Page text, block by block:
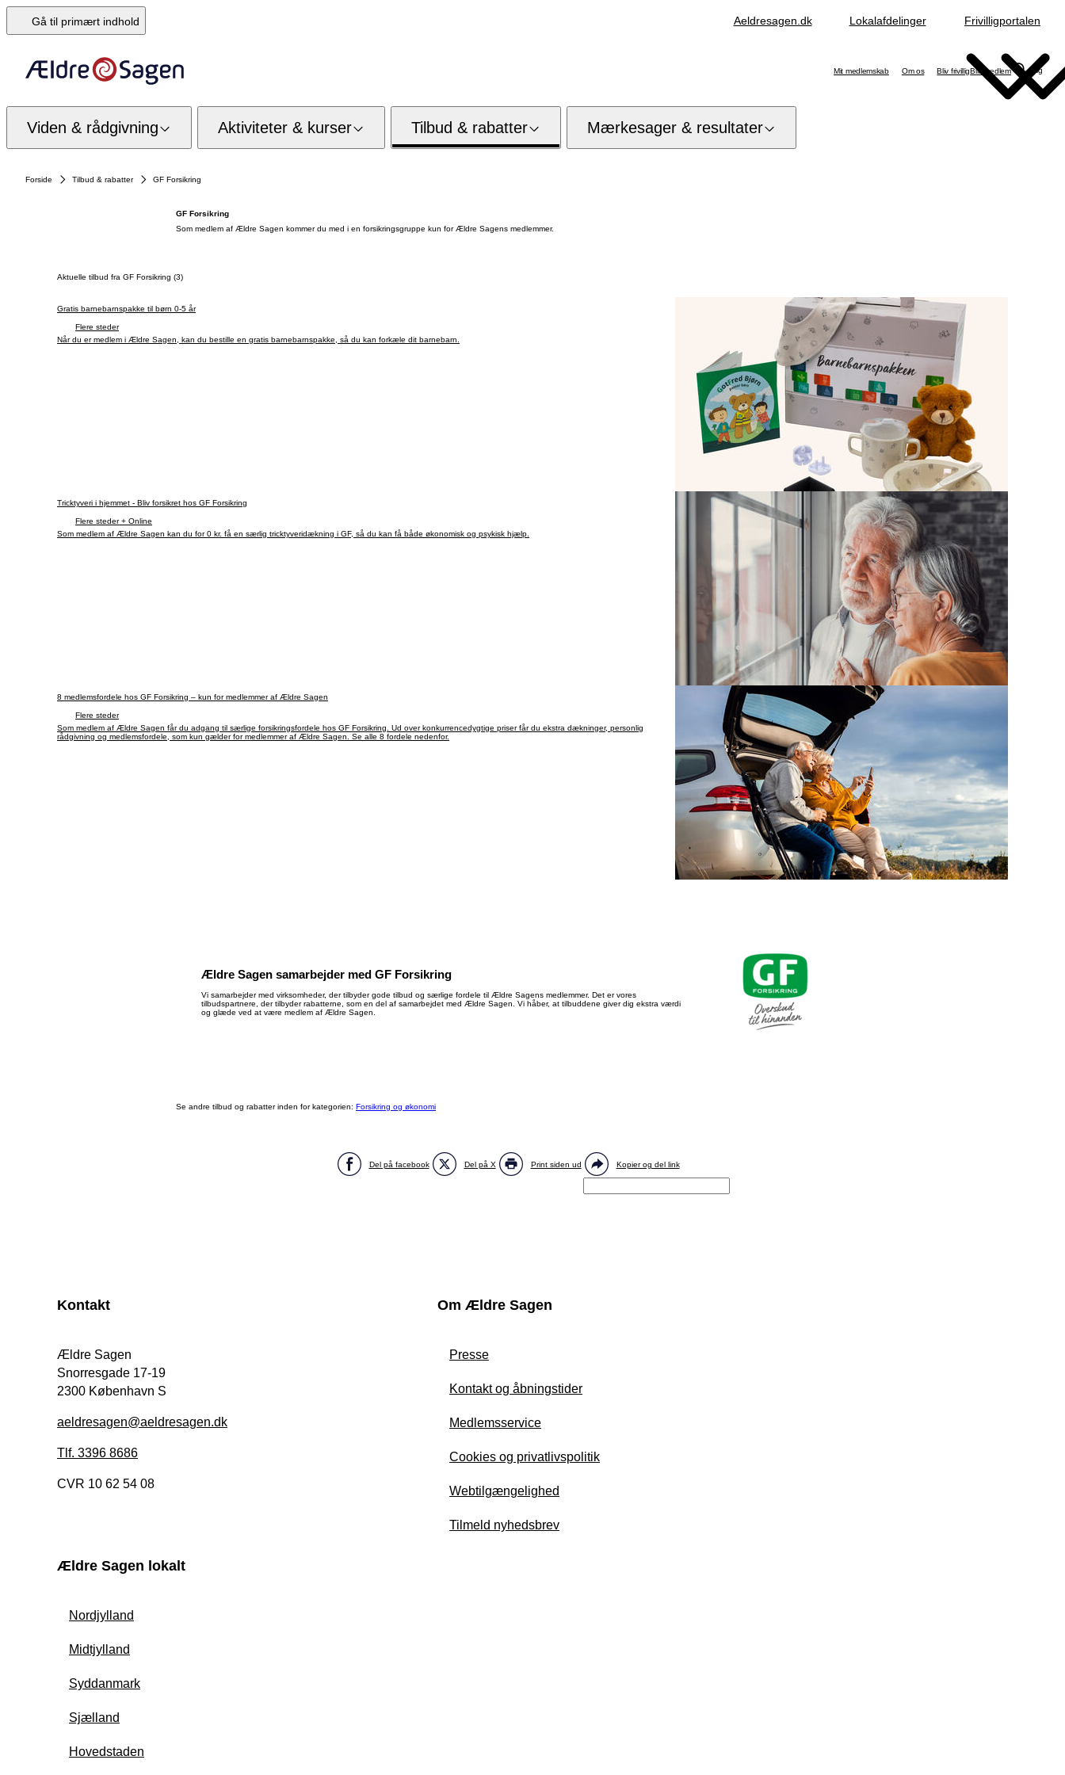
Gå til primært indhold Aeldresagen.dk Lokalafdelinger Frivilligportalen
Mit medlemskab Om os Bliv frivilligBliv medlem Søg
Viden & rådgivning Aktiviteter & kurser Tilbud & rabatter Mærkesager & resultater
Forside Tilbud & rabatter GF Forsikring
GF Forsikring
Som medlem af Ældre Sagen kommer du med i en forsikringsgruppe kun for Ældre Sagens medlemmer.
Aktuelle tilbud fra GF Forsikring (3)
Gratis barnebarnspakke til børn 0-5 år
Flere steder
Når du er medlem i Ældre Sagen, kan du bestille en gratis barnebarnspakke, så du kan forkæle dit barnebarn.
Tricktyveri i hjemmet - Bliv forsikret hos GF Forsikring
Flere steder + Online
Som medlem af Ældre Sagen kan du for 0 kr. få en særlig tricktyveridækning i GF, så du kan få både økonomisk og psykisk hjælp.
8 medlemsfordele hos GF Forsikring – kun for medlemmer af Ældre Sagen
Flere steder
Som medlem af Ældre Sagen får du adgang til særlige forsikringsfordele hos GF Forsikring. Ud over konkurrencedygtige priser får du ekstra dækninger, personlig
rådgivning og medlemsfordele, som kun gælder for medlemmer af Ældre Sagen. Se alle 8 fordele nedenfor.
Ældre Sagen samarbejder med GF Forsikring
Vi samarbejder med virksomheder, der tilbyder gode tilbud og særlige fordele til Ældre Sagens medlemmer. Det er vores
tilbudspartnere, der tilbyder rabatterne, som en del af samarbejdet med Ældre Sagen. Vi håber, at tilbuddene giver dig ekstra værdi
og glæde ved at være medlem af Ældre Sagen.
Se andre tilbud og rabatter inden for kategorien: Forsikring og økonomi
Del på facebook Del på X Print siden ud Kopier og del link
Kontakt
Ældre Sagen
Snorresgade 17-19
2300 København S
aeldresagen@aeldresagen.dk
Tlf. 3396 8686
CVR 10 62 54 08
Om Ældre Sagen
Presse
Kontakt og åbningstider
Medlemsservice
Cookies og privatlivspolitik
Webtilgængelighed
Tilmeld nyhedsbrev
Ældre Sagen lokalt
Nordjylland
Midtjylland
Syddanmark
Sjælland
Hovedstaden